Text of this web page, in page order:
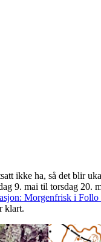
ikke ha, så det blir
9. mai til torsdag 20.
Morgenfrisk i
klart.